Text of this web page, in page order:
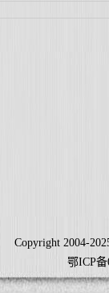
Copyright 2004-
鄂ICP备